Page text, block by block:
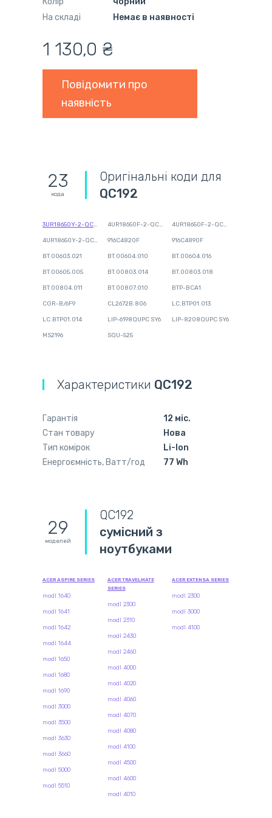
На складі
Немає в наявності
1 130,0 ₴
Повідомити про
наявність
23
кода
Оригінальні коди для
QC192
3UR18650Y-2-QC236 4UR18650F-2-QC140 4UR18650F-2-QC218
4UR18650Y-2-QC234 916C4820F 916C4890F
BT.00603.021 BT.00604.010 BT.00604.016
BT.00605.005 BT.00803.014 BT.00803.018
BT.00804.011 BT.00807.010 BTP-BCA1
CGR-B/6F9 CL2672B.806 LC.BTP01.013
LC.BTP01.014 LIP-6198QUPC SY6 LIP-8208QUPC SY6
MS2196 SQU-525
Характеристики QC192
Гарантія
12 міс.
Стан товару
Нова
Тип комірок
Li-Ion
Енергоємність, Ватт/год
77 Wh
29
моделей
QC192
сумісний з
ноутбуками
ACER ASPIRE SERIES
modl 1640
modl 1641
modl 1642
modl 1644
modl 1650
modl 1680
modl 1690
modl 3000
modl 3500
modl 3630
modl 3660
modl 5000
modl 5510
ACER TRAVELMATE
SERIES
modl 2300
modl 2310
modl 2430
modl 2460
modl 4000
modl 4020
modl 4060
modl 4070
modl 4080
modl 4100
modl 4500
modl 4600
modl 4010
ACER EXTENSA SERIES
modl 2300
modl 3000
modl 4100